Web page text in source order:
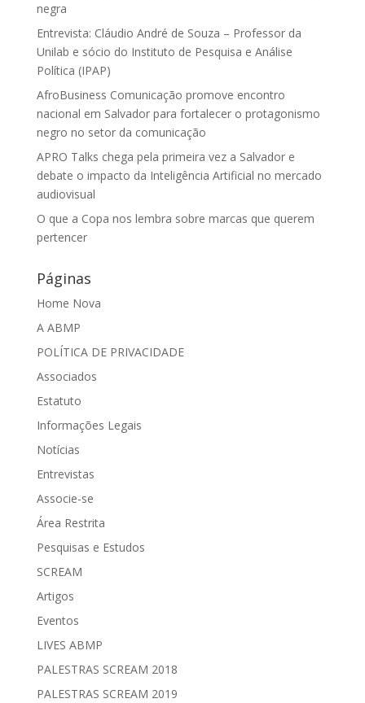
negra
Entrevista: Cláudio André de Souza – Professor da
Unilab e sócio do Instituto de Pesquisa e Análise
Política (IPAP)
AfroBusiness Comunicação promove encontro
nacional em Salvador para fortalecer o protagonismo
negro no setor da comunicação
APRO Talks chega pela primeira vez a Salvador e
debate o impacto da Inteligência Artificial no mercado
audiovisual
O que a Copa nos lembra sobre marcas que querem
pertencer
Páginas
Home Nova
A ABMP
POLÍTICA DE PRIVACIDADE
Associados
Estatuto
Informações Legais
Notícias
Entrevistas
Associe-se
Área Restrita
Pesquisas e Estudos
SCREAM
Artigos
Eventos
LIVES ABMP
PALESTRAS SCREAM 2018
PALESTRAS SCREAM 2019